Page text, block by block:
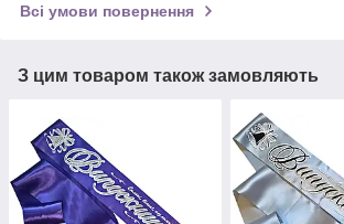
Всі умови повернення
З цим товаром також замовляють